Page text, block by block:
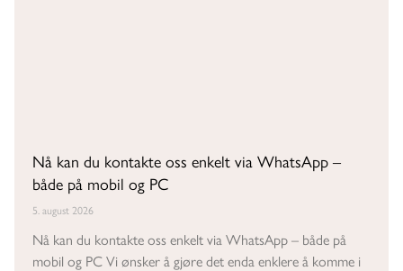
Nå kan du kontakte oss enkelt via WhatsApp –
både på mobil og PC
5. august 2026
Nå kan du kontakte oss enkelt via WhatsApp – både på
mobil og PC Vi ønsker å gjøre det enda enklere å komme i